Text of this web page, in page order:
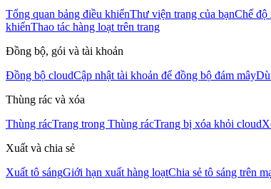
Tổng quan bảng điều khiểnThư viện trang của bạnChế độ
khiểnThao tác hàng loạt trên trang
Đồng bộ, gói và tài khoản
Đồng bộ cloudCập nhật tài khoản để đồng bộ đám mây
Thùng rác và xóa
Thùng rácTrang trong Thùng rácTrang bị xóa khỏi cloud
Xuất và chia sẻ
Xuất tô sángGiới hạn xuất hàng loạtChia sẻ tô sáng trên